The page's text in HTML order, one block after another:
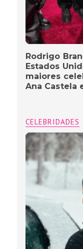
Rodrigo
Estados
maiores
Ana Castela
CELEBRIDADES